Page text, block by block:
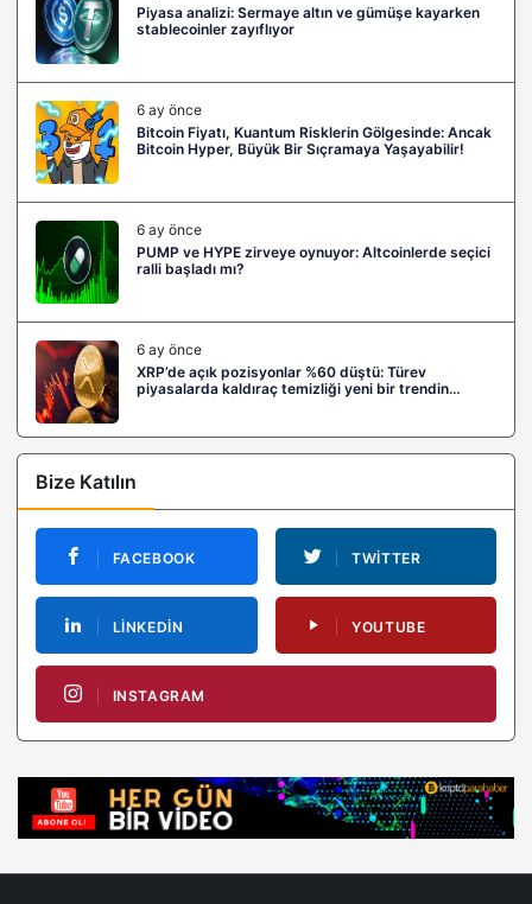
Piyasa analizi: Sermaye altın ve gümüşe kayarken
stablecoinler zayıflıyor
6 ay önce
Bitcoin Fiyatı, Kuantum Risklerin Gölgesinde: Ancak
Bitcoin Hyper, Büyük Bir Sıçramaya Yaşayabilir!
6 ay önce
PUMP ve HYPE zirveye oynuyor: Altcoinlerde seçici
ralli başladı mı?
6 ay önce
XRP’de açık pozisyonlar %60 düştü: Türev
piyasalarda kaldıraç temizliği yeni bir trendin
Bize Katılın
FACEBOOK TWITTER
LINKEDIN YOUTUBE
INSTAGRAM